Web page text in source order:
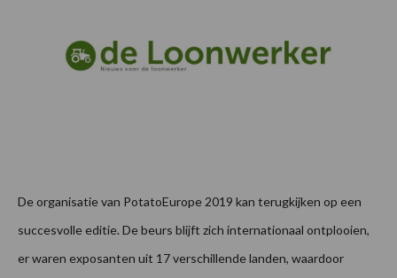
De organisatie van PotatoEurope 2019 kan terugkijken op een
succesvolle editie. De beurs blijft zich internationaal ontplooien,
er waren exposanten uit 17 verschillende landen, waardoor